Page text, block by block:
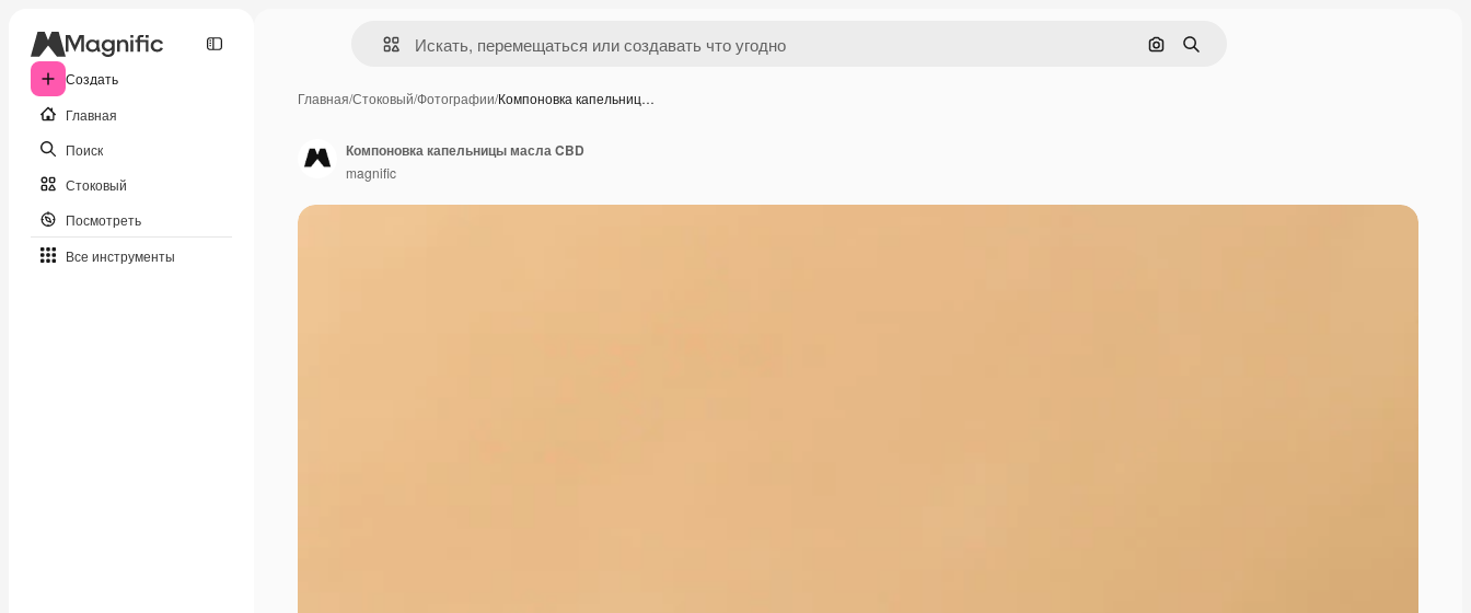
Создать
Главная
Поиск
Стоковый
Посмотреть
Все инструменты
Поиск по изображению
Поиск
Главная/Стоковый/Фотографии/Компоновка капельниц…
Компоновка капельницы масла CBD
magnific